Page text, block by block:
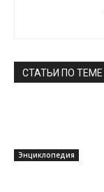
СТАТЬИ ПО ТЕМЕ
Энциклопедия